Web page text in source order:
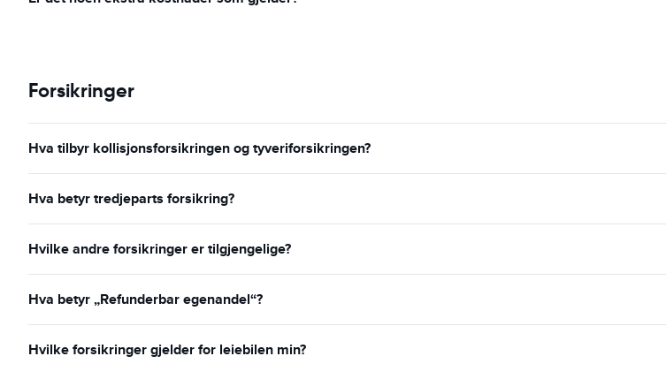
Forsikringer
Hva tilbyr kollisjonsforsikringen og tyveriforsikringen?
Hva betyr tredjeparts forsikring?
Hvilke andre forsikringer er tilgjengelige?
Hva betyr „Refunderbar egenandel“?
Hvilke forsikringer gjelder for leiebilen min?